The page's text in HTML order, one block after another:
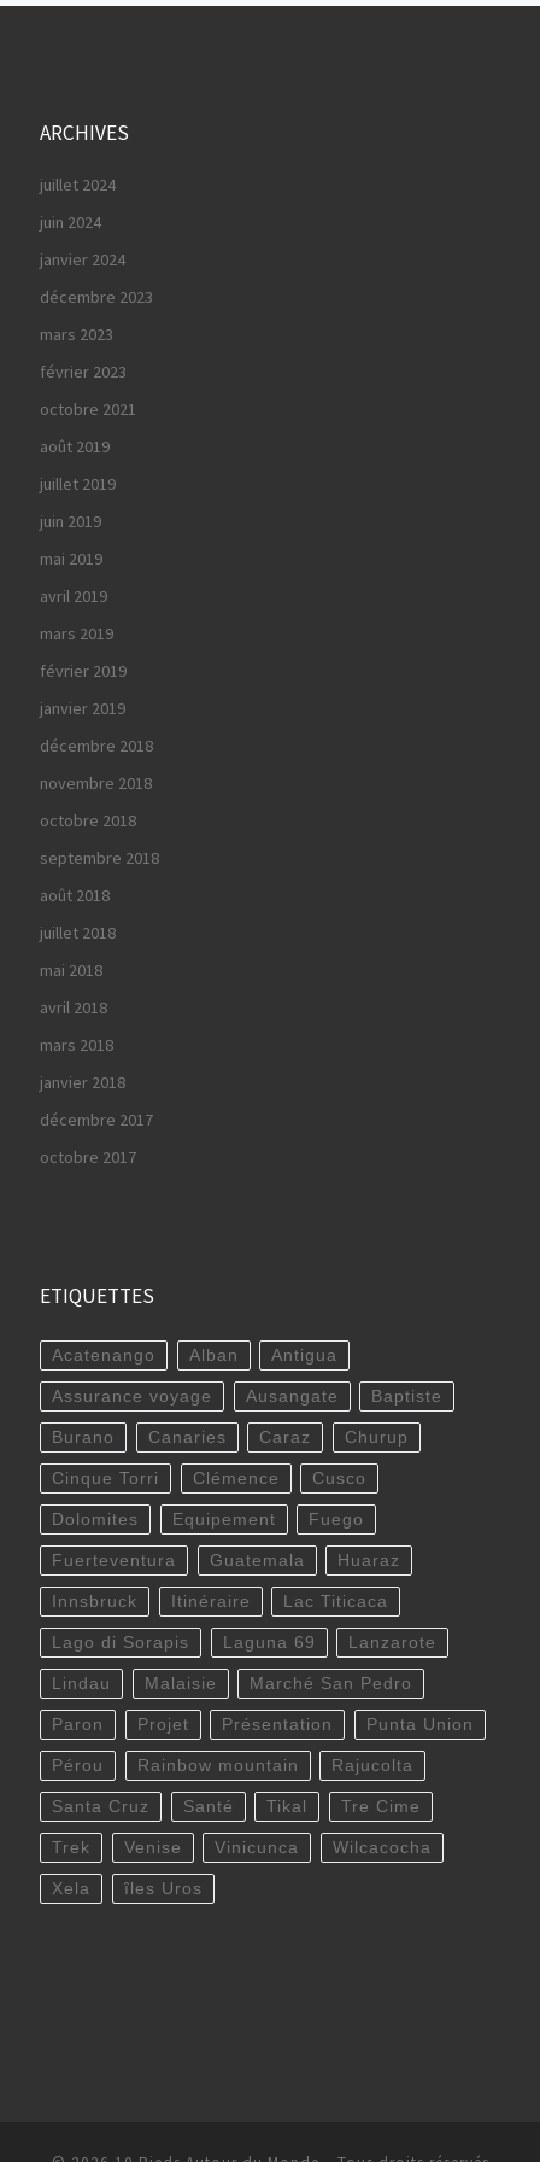
ARCHIVES
juillet 2024
juin 2024
janvier 2024
décembre 2023
mars 2023
février 2023
octobre 2021
août 2019
juillet 2019
juin 2019
mai 2019
avril 2019
mars 2019
février 2019
janvier 2019
décembre 2018
novembre 2018
octobre 2018
septembre 2018
août 2018
juillet 2018
mai 2018
avril 2018
mars 2018
janvier 2018
décembre 2017
octobre 2017
ETIQUETTES
Acatenango Alban Antigua
Assurance voyage Ausangate Baptiste
Burano Canaries Caraz Churup
Cinque Torri Clémence Cusco
Dolomites Equipement Fuego
Fuerteventura Guatemala Huaraz
Innsbruck Itinéraire Lac Titicaca
Lago di Sorapis Laguna 69 Lanzarote
Lindau Malaisie Marché San Pedro
Paron Projet Présentation Punta Union
Pérou Rainbow mountain Rajucolta
Santa Cruz Santé Tikal Tre Cime
Trek Venise Vinicunca Wilcacocha
Xela îles Uros